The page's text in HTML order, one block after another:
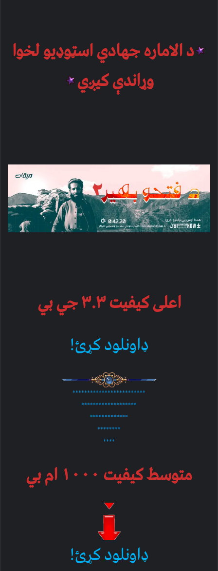
د الاماره جهادي اسټوډیو لخوا
وړاندې کیږي
اعلی کیفیت ۳.۳ جي بي
ډاونلود کړئ!
*************************
*******************
*************
********
****
متوسط کیفیت ۱۰۰۰ ام بي
ډاونلود کړئ!